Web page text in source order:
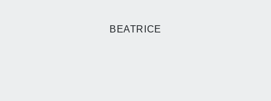
BEATRICE